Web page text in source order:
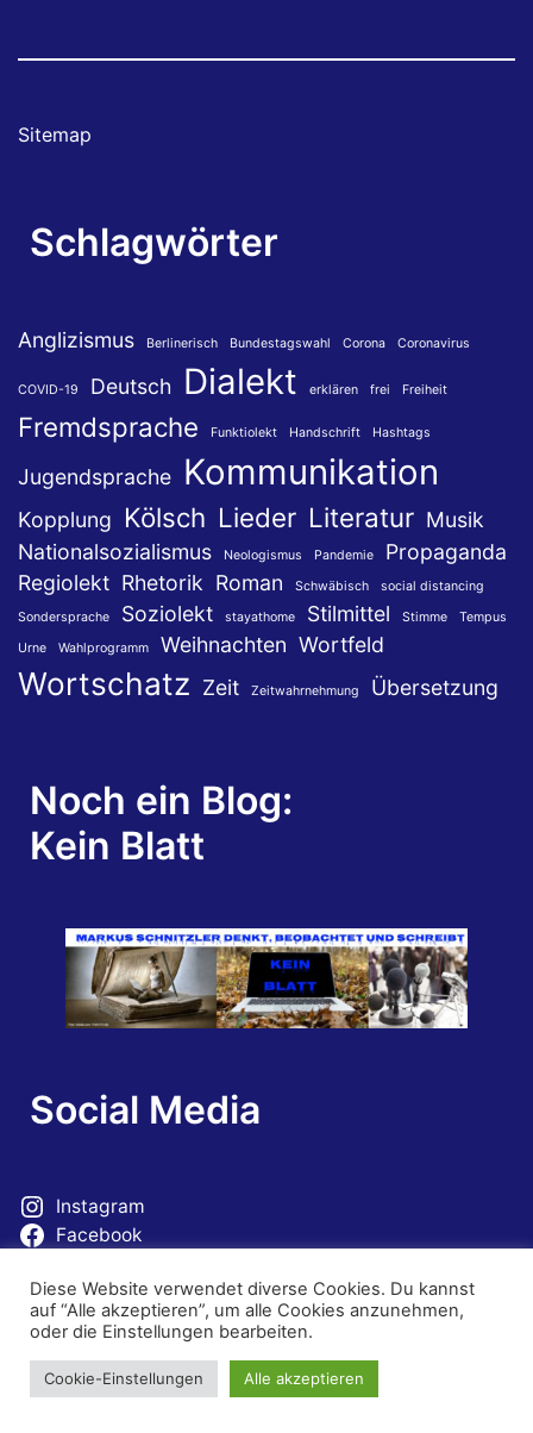
Sitemap
Schlagwörter
Anglizismus Berlinerisch Bundestagswahl Corona Coronavirus
COVID-19 Deutsch Dialekt erklären frei Freiheit
Fremdsprache Funktiolekt Handschrift Hashtags
Jugendsprache Kommunikation
Kopplung Kölsch Lieder Literatur Musik
Nationalsozialismus
Neologismus Pandemie
Propaganda
Regiolekt Rhetorik Roman Schwäbisch
social distancing
Sondersprache
Soziolekt stayathome Stilmittel Stimme
Tempus
Urne
Wahlprogramm Weihnachten Wortfeld
Wortschatz Zeit Zeitwahrnehmung Übersetzung
Noch ein Blog:
Kein Blatt
Social Media
Instagram
Facebook
Diese Website verwendet diverse Cookies. Du kannst
auf “Alle akzeptieren”, um alle Cookies anzunehmen,
oder die Einstellungen bearbeiten.
Cookie-Einstellungen Alle akzeptieren